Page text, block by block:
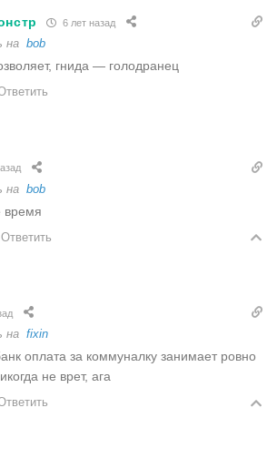
6 лет назад
на bob
гнида — голодранец
на bob
время
Ответить
на fixin
оплата за коммуналку занимает ровно
не врет, ага